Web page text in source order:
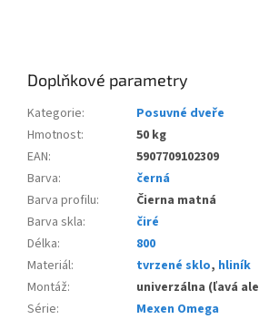
Doplňkové parametry
Kategorie:
Posuvné dveře
Hmotnost:
50 kg
EAN:
5907709102309
Barva:
černá
Barva profilu:
Čierna matná
Barva skla:
čiré
Délka:
800
Materiál: tvrzené sklo, hliník
Montáž:
univerzálna (ľavá
Série:
Mexen Omega